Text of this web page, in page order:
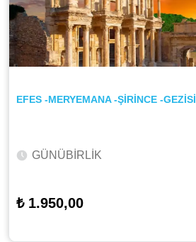
EFES -MERYEMANA -ŞİRİNCE -GEZİSİ
GÜNÜBİRLİK
₺ 1.950,00